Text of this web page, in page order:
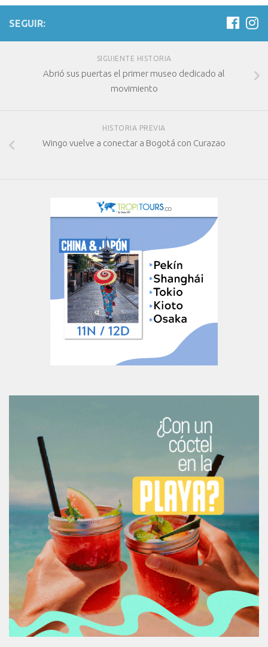
SEGUIR:
SIGUIENTE HISTORIA
Abrió sus puertas el primer museo dedicado al
movimiento
HISTORIA PREVIA
Wingo vuelve a conectar a Bogotá con Curazao